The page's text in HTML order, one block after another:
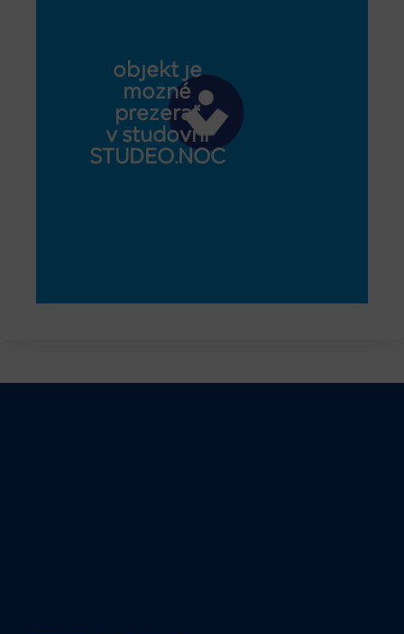
objekt je
možné
prezerať
v študovni
STUDEO.NOC